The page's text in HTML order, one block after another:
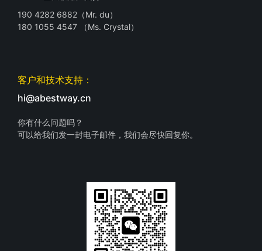
190 4282 6882（Mr. du）
180 1055 4547 （Ms. Crystal）
客户和技术支持：
hi@abestway.cn
你有什么问题吗？
可以给我们发一封电子邮件，我们会尽快回复你。